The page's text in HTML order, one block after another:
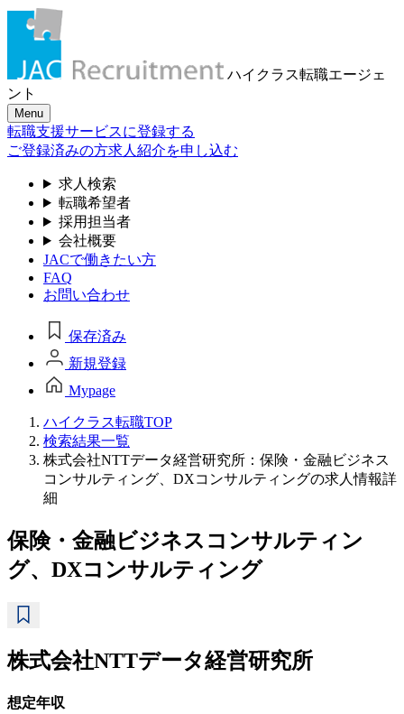
ハイクラス転職エージェ
ント
Menu
転職支援サービスに登録する
ご登録済みの方求人紹介を申し込む
求人検索
転職希望者
採用担当者
会社概要
JACで働きたい方
FAQ
お問い合わせ
保存済み
新規登録
Mypage
ハイクラス転職TOP
検索結果一覧
株式会社NTTデータ経営研究所：保険・金融ビジネス
コンサルティング、DXコンサルティングの求人情報詳
細
保険・金融ビジネスコンサルティン
グ、DXコンサルティング
株式会社NTTデータ経営研究所
想定年収